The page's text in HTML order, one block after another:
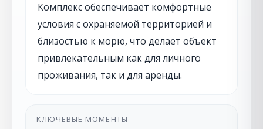
Комплекс обеспечивает комфортные
условия с охраняемой территорией и
близостью к морю, что делает объект
привлекательным как для личного
проживания, так и для аренды.
КЛЮЧЕВЫЕ МОМЕНТЫ